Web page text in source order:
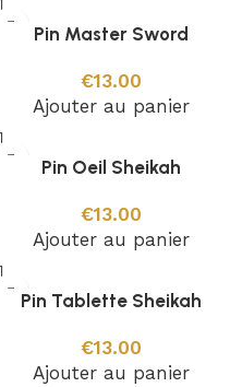
Pin Master Sword
€13.00
Ajouter au panier
Pin Oeil Sheikah
€13.00
Ajouter au panier
Pin Tablette Sheikah
€13.00
Ajouter au panier